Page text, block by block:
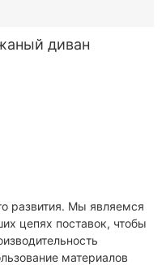
диван
развития. Мы являемся
цепях поставок, чтобы
материалов